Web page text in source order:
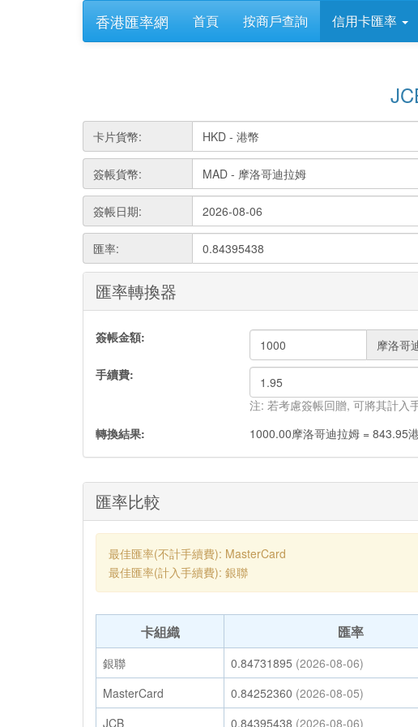
香港匯率網 首頁 按商戶查詢 信用卡匯率
卡片貨幣:
簽帳貨幣:
簽帳日期:
匯率: 0.84395438
匯率轉換器
簽帳金額:
摩洛哥
手續費:
注: 若考慮簽帳回贈, 可將其計入
轉換結果:
1000.00摩洛哥迪拉姆 = 843.95
匯率比較
最佳匯率(不計手續費): MasterCard
最佳匯率(計入手續費): 銀聯
卡組織 匯率
銀聯 0.84731895 (2026-08-06)
MasterCard
0.84252360 (2026-08-05)
JCB
0.84395438 (2026-08-06)